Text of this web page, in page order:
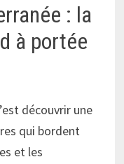
: la
à portée
découvrir une
qui bordent
et les